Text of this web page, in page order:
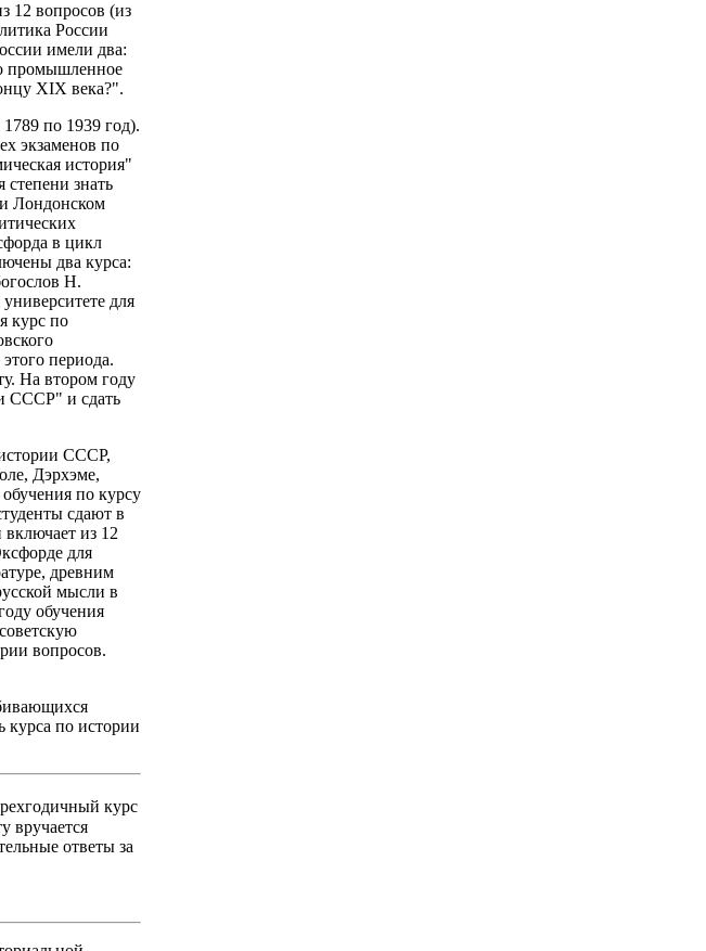
12 вопросов (из
России
имели два:
промышленное
XIX века?".
по 1939 год).
экзаменов по
история"
знать
Лондонском
в цикл
два курса:
Н.
для
курс по
периода.
На втором году
СССР" и сдать
СССР,
Дэрхэме,
по курсу
сдают в
из 12
для
древним
мысли в
обучения
вопросов.
курса по истории
курс
вручается
ответы за